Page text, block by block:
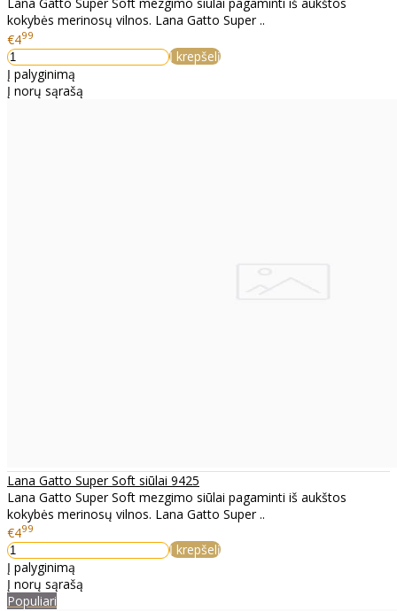
kokybės merinosų vilnos. Lana Gatto Super ..
€499
Į krepšelį
Į palyginimą
Į norų sąrašą
Lana Gatto Super Soft siūlai 9425
Lana Gatto Super Soft mezgimo siūlai pagaminti iš aukštos
kokybės merinosų vilnos. Lana Gatto Super ..
€499
Į krepšelį
Į palyginimą
Į norų sąrašą
Populiari